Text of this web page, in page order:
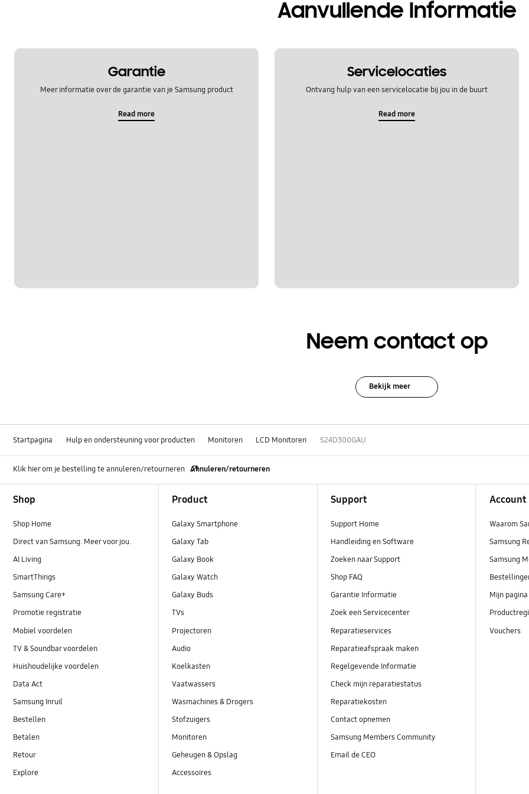
Aanvullende Informatie
Garantie
Meer informatie over de garantie van je Samsung product
Read more
Servicelocaties
Ontvang hulp van een servicelocatie bij jou in de buurt
Read more
Neem contact op
Bekijk meer
Startpagina Hulp en ondersteuning voor producten Monitoren LCD Monitoren S24D300GAU
Klik hier om je bestelling te annuleren/retourneren Annuleren/retourneren
Shop
Shop Home
Direct van Samsung. Meer voor jou.
AI Living
SmartThings
Samsung Care+
Promotie registratie
Mobiel voordelen
TV & Soundbar voordelen
Huishoudelijke voordelen
Data Act
Samsung Inruil
Bestellen
Betalen
Retour
Explore
Product
Galaxy Smartphone
Galaxy Tab
Galaxy Book
Galaxy Watch
Galaxy Buds
TVs
Projectoren
Audio
Koelkasten
Vaatwassers
Wasmachines & Drogers
Stofzuigers
Monitoren
Geheugen & Opslag
Accessoires
Support
Support Home
Handleiding en Software
Zoeken naar Support
Shop FAQ
Garantie Informatie
Zoek een Servicecenter
Reparatieservices
Reparatieafspraak maken
Regelgevende Informatie
Check mijn reparatiestatus
Reparatiekosten
Contact opnemen
Samsung Members Community
Email de CEO
Account
Waarom
Samsung
Samsung
Mijn pagina
Vouchers